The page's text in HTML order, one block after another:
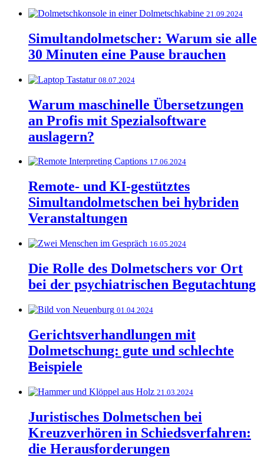
21.09.2024
Simultandolmetscher: Warum sie alle
30 Minuten eine Pause brauchen
08.07.2024
Warum maschinelle Übersetzungen
an Profis mit Spezialsoftware
auslagern?
17.06.2024
Remote- und KI-gestütztes
Simultandolmetschen bei hybriden
Veranstaltungen
16.05.2024
Die Rolle des Dolmetschers vor Ort
bei der psychiatrischen Begutachtung
01.04.2024
Gerichtsverhandlungen mit
Dolmetschung: gute und schlechte
Beispiele
21.03.2024
Juristisches Dolmetschen bei
Kreuzverhören in Schiedsverfahren:
die Herausforderungen